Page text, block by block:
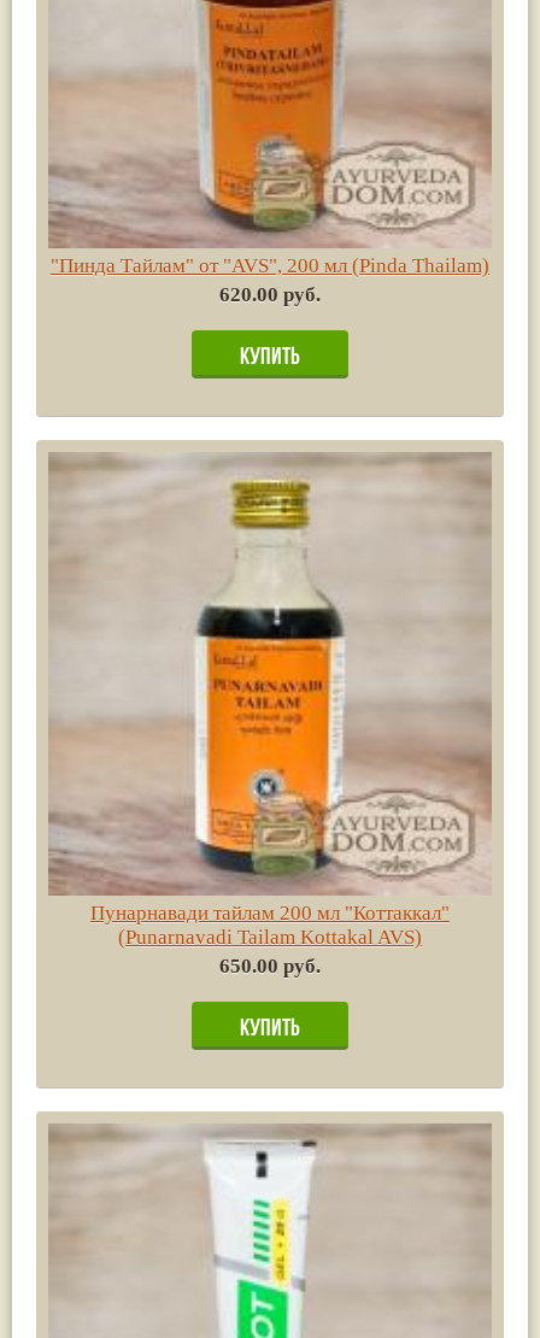
"Пинда Тайлам" от "AVS", 200 мл (Pinda Thailam)
620.00 руб.
Пунарнавади тайлам 200 мл "Коттаккал"
(Punarnavadi Tailam Kottakal AVS)
650.00 руб.